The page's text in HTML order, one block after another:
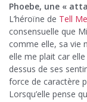
Phoebe, une «
L’héroïne de Tell
consensuelle que
comme elle, sa vie
elle me plait car
dessus de ses
force de caractère
Lorsqu’elle pense